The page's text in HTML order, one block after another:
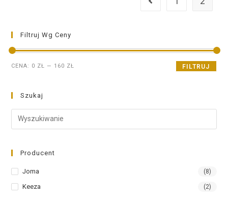
Filtruj Wg Ceny
FILTRUJ
CENA: 0 ZŁ — 160 ZŁ
Szukaj
Producent
Joma (8)
Keeza (2)